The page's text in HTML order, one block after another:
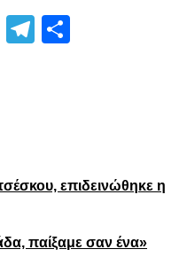
LinkedIn
Telegram
επιδεινώθηκε η
παίξαμε σαν ένα»